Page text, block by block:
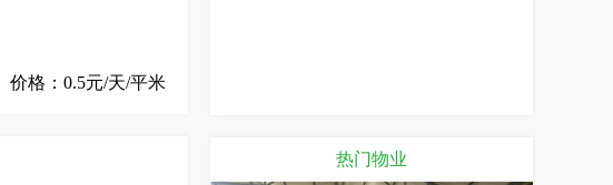
价格：0.5元/天/平米
热门物业